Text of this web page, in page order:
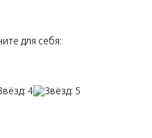
для себя: